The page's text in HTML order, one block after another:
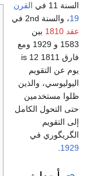
السنة 11 في
القرن
19، والسنة 2nd في
عقد 1810
بين
1583 و 1929 ومع
فارق 1811 is 12
يوم عن التقويم
اليوليوسي، والذين
ظلوا مستخدمين
حتى التحول الكامل
إلى التقويم
الگريگوري في
1929